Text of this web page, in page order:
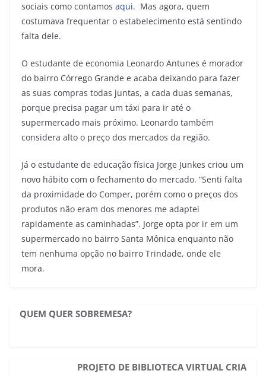
sociais como contamos aqui. Mas agora, quem
costumava frequentar o estabelecimento está sentindo
falta dele.
O estudante de economia Leonardo Antunes é morador
do bairro Córrego Grande e acaba deixando para fazer
as suas compras todas juntas, a cada duas semanas,
porque precisa pagar um táxi para ir até o
supermercado mais próximo. Leonardo também
considera alto o preço dos mercados da região.
Já o estudante de educação física Jorge Junkes criou um
novo hábito com o fechamento do mercado. “Senti falta
da proximidade do Comper, porém como o preços dos
produtos não eram dos menores me adaptei
rapidamente as caminhadas”. Jorge opta por ir em um
supermercado no bairro Santa Mônica enquanto não
tem nenhuma opção no bairro Trindade, onde ele
mora.
QUEM QUER SOBREMESA?
PROJETO DE BIBLIOTECA VIRTUAL CRIA